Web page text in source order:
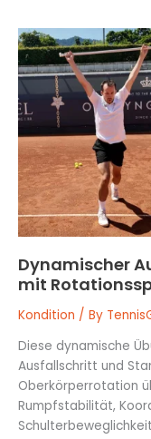
Dynamischer
mit
Kondition / By
Diese dynamische
Ausfallschritt und
Oberkörperrotation
Rumpfstabilität,
Dynamischer
Ausfallschritt
in
die
Streckung
mit
Rotationssprüngen